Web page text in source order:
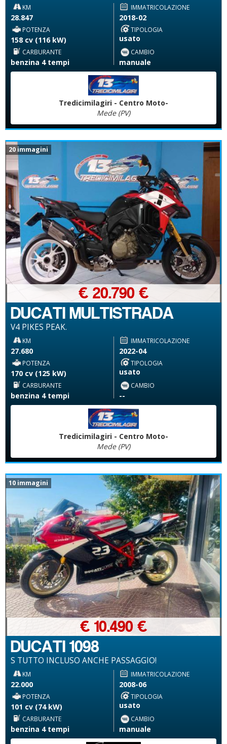
KM
28.847
IMMATRICOLAZIONE
2018-02
POTENZA
158 cv (116 kW)
TIPOLOGIA
usato
CARBURANTE
benzina 4 tempi
CAMBIO
manuale
Tredicimilagiri - Centro Moto-
Mede (PV)
20 immagini
DUCATI MULTISTRADA
V4 PIKES PEAK.
€ 20.790 €
KM
27.680
IMMATRICOLAZIONE
2022-04
POTENZA
170 cv (125 kW)
TIPOLOGIA
usato
CARBURANTE
benzina 4 tempi
CAMBIO
--
Tredicimilagiri - Centro Moto-
Mede (PV)
10 immagini
DUCATI 1098
S TUTTO INCLUSO ANCHE PASSAGGIO!
€ 10.490 €
KM
22.000
IMMATRICOLAZIONE
2008-06
POTENZA
101 cv (74 kW)
TIPOLOGIA
usato
CARBURANTE
benzina 4 tempi
CAMBIO
manuale